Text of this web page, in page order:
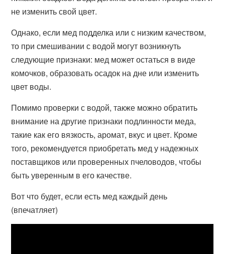
не изменить свой цвет.
Однако, если мед подделка или с низким качеством,
то при смешивании с водой могут возникнуть
следующие признаки: мед может остаться в виде
комочков, образовать осадок на дне или изменить
цвет воды.
Помимо проверки с водой, также можно обратить
внимание на другие признаки подлинности меда,
такие как его вязкость, аромат, вкус и цвет. Кроме
того, рекомендуется приобретать мед у надежных
поставщиков или проверенных пчеловодов, чтобы
быть уверенным в его качестве.
Вот что будет, если есть мед каждый день
(впечатляет)